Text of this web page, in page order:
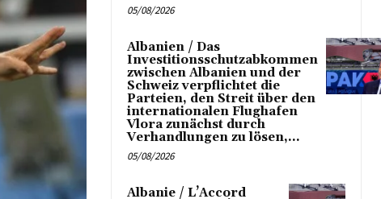
05/08/2026
Albanien / Das
Investitionsschutzabkommen
zwischen Albanien und der
Schweiz verpflichtet die
Parteien, den Streit über den
internationalen Flughafen
Vlora zunächst durch
Verhandlungen zu lösen,...
05/08/2026
Albanie / L’Accord